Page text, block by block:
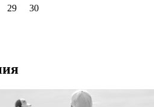
29
30